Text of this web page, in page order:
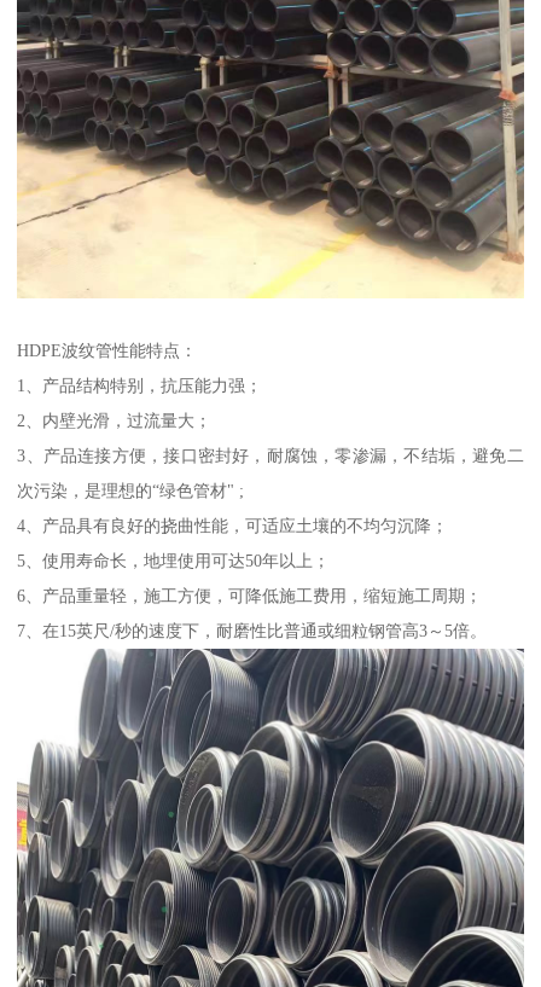
HDPE波纹管性能特点：
1、产品结构特别，抗压能力强；
2、内壁光滑，过流量大；
3、产品连接方便，接口密封好，耐腐蚀，零渗漏，不结垢，避免二
次污染，是理想的“绿色管材" ;
4、产品具有良好的挠曲性能，可适应土壤的不均匀沉降；
5、使用寿命长，地埋使用可达50年以上；
6、产品重量轻，施工方便，可降低施工费用，缩短施工周期；
7、在15英尺/秒的速度下，耐磨性比普通或细粒钢管高3～5倍。